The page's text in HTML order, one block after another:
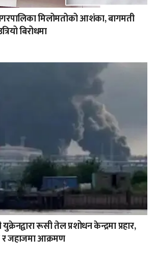
मिलोमतोको आशंका, बागमती
बिरोधमा
रूसी तेल प्रशोधन केन्द्रमा प्रहार,
र जहाजमा आक्रमण